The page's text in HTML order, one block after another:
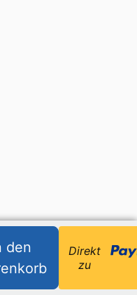
den
Direkt
zu